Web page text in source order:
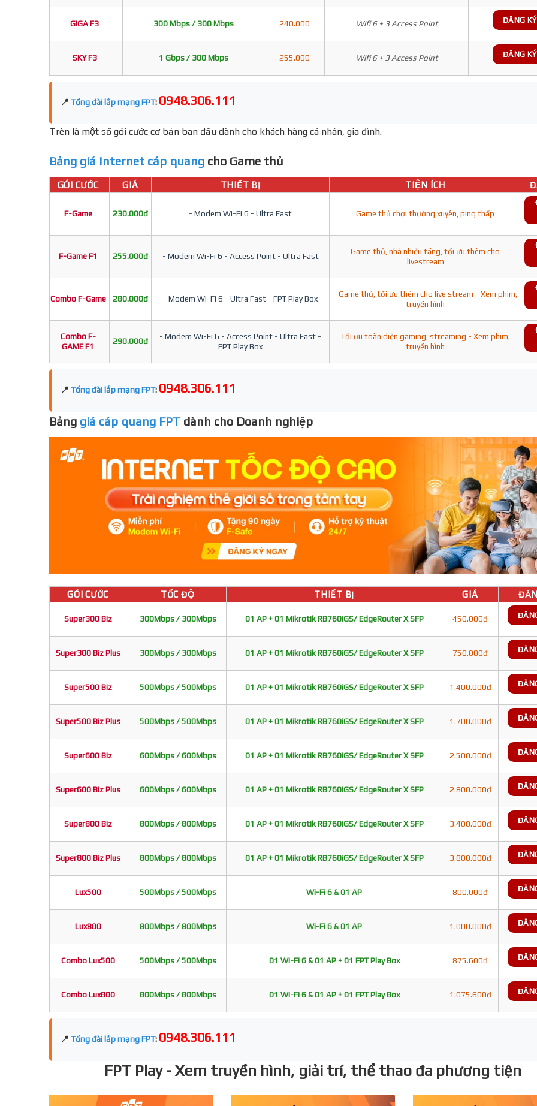
GIGA F3 300 Mbps / 300 Mbps 240.000 Wifi 6 + 3 Access Point ĐĂNG KÝ
SKY F3 1 Gbps / 300 Mbps 255.000 Wifi 6 + 3 Access Point ĐĂNG KÝ
📍 Tổng đài lắp mạng FPT: 0948.306.111
Trên là một số gói cước cơ bản ban đầu dành cho khách hàng cá nhân, gia đình.
Bảng giá Internet cáp quang cho Game thủ
GÓI CƯỚC GIÁ THIẾT BỊ TIỆN ÍCH
F-Game 230.000đ - Modem Wi-Fi 6 - Ultra Fast Game thủ chơi thường xuyên, ping thấp
F-Game F1 255.000đ - Modem Wi-Fi 6 - Access Point - Ultra Fast
Game thủ, nhà nhiều tầng, tối ưu thêm cho
livestream
Combo F-Game 280.000đ - Modem Wi-Fi 6 - Ultra Fast - FPT Play Box
- Game thủ, tối ưu thêm cho live stream - Xem phim,
truyền hình
Combo F-
GAME F1
290.000đ
- Modem Wi-Fi 6 - Access Point - Ultra Fast -
FPT Play Box
Tối ưu toàn diện gaming, streaming - Xem phim,
truyền hình
📍 Tổng đài lắp mạng FPT: 0948.306.111
Bảng giá cáp quang FPT dành cho Doanh nghiệp
GÓI CƯỚC TỐC ĐỘ THIẾT BỊ GIÁ
Super300 Biz 300Mbps / 300Mbps 01 AP + 01 Mikrotik RB760iGS/ EdgeRouter X SFP 450.000đ
Super300 Biz Plus 300Mbps / 300Mbps 01 AP + 01 Mikrotik RB760iGS/ EdgeRouter X SFP 750.000đ
Super500 Biz 500Mbps / 500Mbps 01 AP + 01 Mikrotik RB760iGS/ EdgeRouter X SFP 1.400.000đ
Super500 Biz Plus 500Mbps / 500Mbps 01 AP + 01 Mikrotik RB760iGS/ EdgeRouter X SFP 1.700.000đ
Super600 Biz 600Mbps / 600Mbps 01 AP + 01 Mikrotik RB760iGS/ EdgeRouter X SFP 2.500.000đ
Super600 Biz Plus 600Mbps / 600Mbps 01 AP + 01 Mikrotik RB760iGS/ EdgeRouter X SFP 2.800.000đ
Super800 Biz 800Mbps / 800Mbps 01 AP + 01 Mikrotik RB760iGS/ EdgeRouter X SFP 3.400.000đ
Super800 Biz Plus 800Mbps / 800Mbps 01 AP + 01 Mikrotik RB760iGS/ EdgeRouter X SFP 3.800.000đ
Lux500 500Mbps / 500Mbps Wi-Fi 6 & 01 AP 800.000đ
Lux800 800Mbps / 800Mbps Wi-Fi 6 & 01 AP 1.000.000đ
Combo Lux500 500Mbps / 500Mbps 01 Wi-Fi 6 & 01 AP + 01 FPT Play Box 875.600đ
Combo Lux800 800Mbps / 800Mbps 01 Wi-Fi 6 & 01 AP + 01 FPT Play Box 1.075.600đ
📍 Tổng đài lắp mạng FPT: 0948.306.111
FPT Play - Xem truyền hình, giải trí, thể thao đa phương tiện